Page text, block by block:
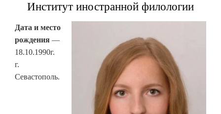
Институт иностранной филологии
Дата и место
рождения —
18.10.1990г.
г.
Севастополь.